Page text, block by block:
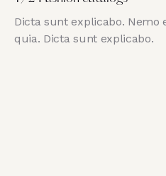
Dicta sunt explicabo.
quia. Dicta sunt explicabo.